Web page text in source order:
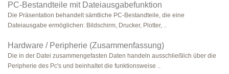
PC-Bestandteile mit Dateiausgabefunktion
Die Präsentation behandelt sämtliche PC-Bestandteile, die eine
Dateiausgabe ermöglichen: Bildschirm, Drucker, Plotter, ..
Hardware / Peripherie (Zusammenfassung)
Die in der Datei zusammengefasten Daten handeln ausschließlich über die
Peripherie des Pc's und beinhaltet die funktionsweise ..